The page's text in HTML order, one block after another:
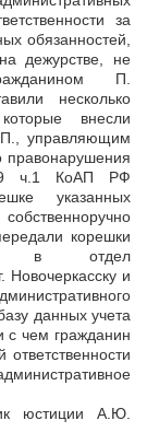
за
обязанностей,
дежурстве, не
П.
несколько
внесли
управляющим
правонарушения
ч.1 КоАП РФ
указанных
корешки
в отдел
и
данных учета
с чем гражданин
юстиции А.Ю.